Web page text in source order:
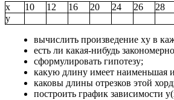
x 10 12 16 20 24 26 28
y
вычислить произведение xy в
есть ли какая-нибудь
сформулировать гипотезу;
какую длину имеет наименьшая
каковы длины отрезков этой
построить график зависимости